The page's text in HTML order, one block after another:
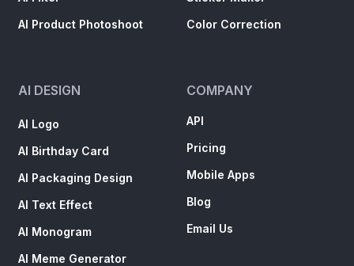
AI Product Photoshoot
Color Correction
AI DESIGN
AI Logo
AI Birthday Card
AI Packaging Design
AI Text Effect
AI Monogram
AI Meme Generator
COMPANY
API
Pricing
Mobile Apps
Blog
Email Us